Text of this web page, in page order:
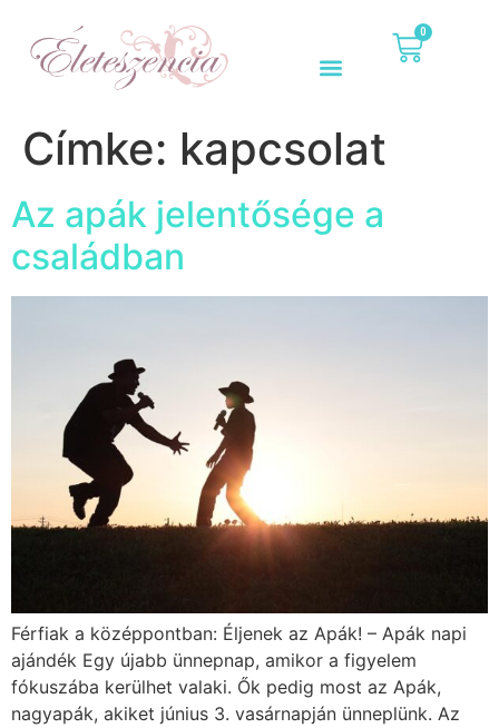
0
Címke: kapcsolat
Az apák jelentősége a
családban
Férfiak a középpontban: Éljenek az Apák! – Apák napi
ajándék Egy újabb ünnepnap, amikor a figyelem
fókuszába kerülhet valaki. Ők pedig most az Apák,
nagyapák, akiket június 3. vasárnapján ünneplünk. Az